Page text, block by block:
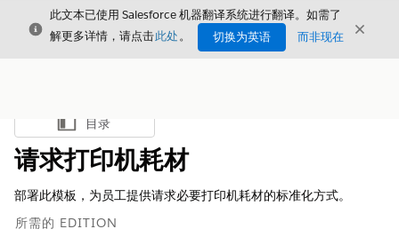
关闭
此文本已使用 Salesforce 机器翻译系统进行翻译。如需了
解更多详情，请点击此处。 切换为英语 而非现在 关闭
显示目录
目录
请求打印机耗材
部署此模板，为员工提供请求必要打印机耗材的标准化方式。
所需的 EDITION